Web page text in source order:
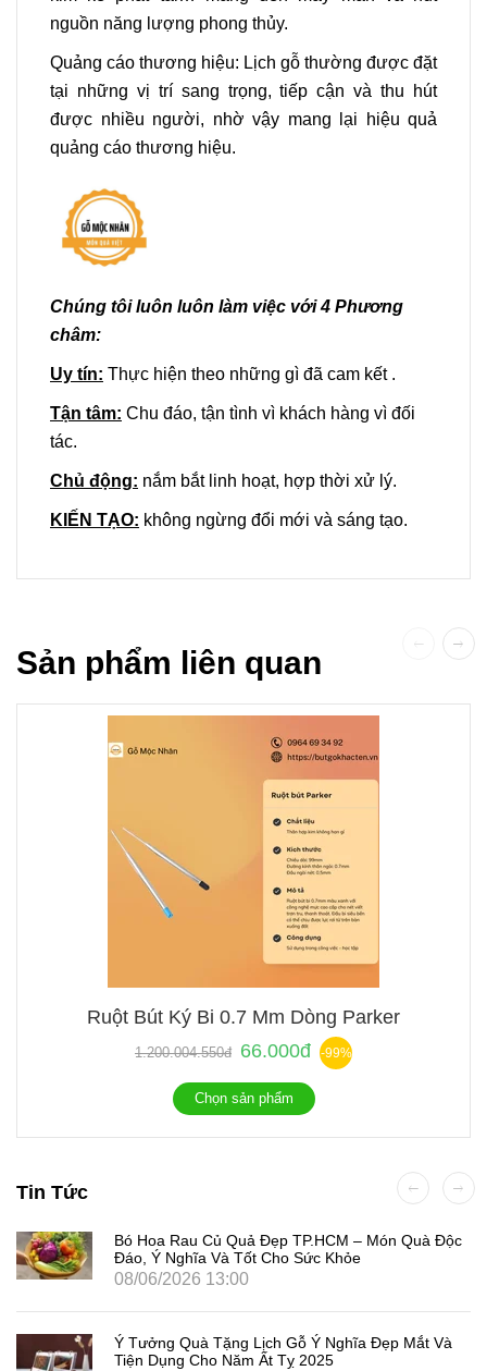
nguồn năng lượng phong thủy.
Quảng cáo thương hiệu: Lịch gỗ thường được đặt
tại những vị trí sang trọng, tiếp cận và thu hút
được nhiều người, nhờ vậy mang lại hiệu quả
quảng cáo thương hiệu.
Chúng tôi luôn luôn làm việc với 4 Phương
châm:
Uy tín: Thực hiện theo những gì đã cam kết .
Tận tâm: Chu đáo, tận tình vì khách hàng vì đối
tác.
Chủ động: nắm bắt linh hoạt, hợp thời xử lý.
KIẾN TẠO: không ngừng đổi mới và sáng tạo.
Sản phẩm liên quan
Ruột Bút Ký Bi 0.7 Mm Dòng Parker
1.200.004.550đ 66.000đ -99%
Chọn sản phẩm
Tin Tức
Bó Hoa Rau Củ Quả Đẹp TP.HCM – Món Quà Độc
Đáo, Ý Nghĩa Và Tốt Cho Sức Khỏe
08/06/2026 13:00
Ý Tưởng Quà Tặng Lịch Gỗ Ý Nghĩa Đẹp Mắt Và
Tiện Dụng Cho Năm Ất Tỵ 2025